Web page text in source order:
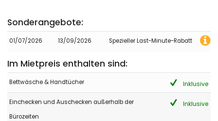
- 7,0
Gruppen von Freunden - Mai 2017 - Frankreich :
Maison très agréable
(Übersetzt von Google)
Sehr schönes Haus
Sonderangebote:
01/07/2026 13/09/2026 Spezieller Last-Minute-Rabatt
Im Mietpreis enthalten sind:
Bettwäsche & Handtücher Inklusive
Einchecken und Auschecken außerhalb der
Bürozeiten
Inklusive